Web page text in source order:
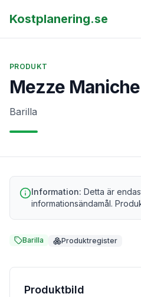
Kostplanering.se
PRODUKT
Mezze Maniche
Barilla
Information: Detta är
informationsändamål.
Barilla Produktregister
Produktbild